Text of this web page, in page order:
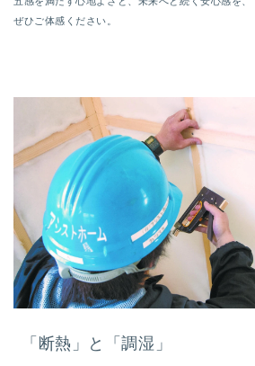
ぜひご体感ください。
「断熱」と「調湿」